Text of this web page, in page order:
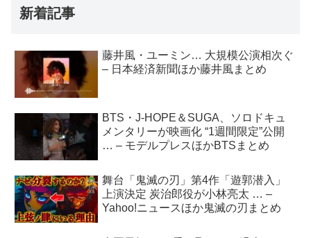
新着記事
藤井風・ユーミン… 大規模公演相次ぐ
– 日本経済新聞ほか藤井風まとめ
BTS・J-HOPE＆SUGA、ソロドキュ
メンタリーが映画化 “1週間限定”公開
… – モデルプレスほかBTSまとめ
舞台「鬼滅の刃」第4作「遊郭潜入」
上演決定 炭治郎役が小林亮太 … –
Yahoo!ニュースほか鬼滅の刃まとめ